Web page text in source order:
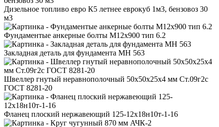
Дизельное топливо евро К5 летнее еврокуб 1м3, бензовоз 30
м3
Фундаментые анкерные болты М12x900 тип 6.2
Закладная деталь для фундамента МН 563
Швеллер гнутый неравнополочный 50x50x25x4 мм Ст.09г2с
ГОСТ 8281-20
Фланец плоский нержавеющий 125-12х18н10т-1-16